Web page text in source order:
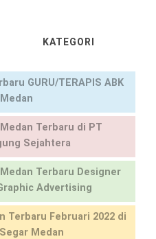
KATEGORI
GURU/TERAPIS ABK
Terbaru di PT
Sejahtera
Terbaru Designer
Advertising
Terbaru Februari 2022 di
Medan